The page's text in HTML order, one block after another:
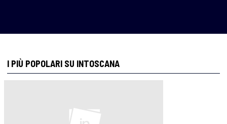
I PIÙ POPOLARI SU INTOSCANA